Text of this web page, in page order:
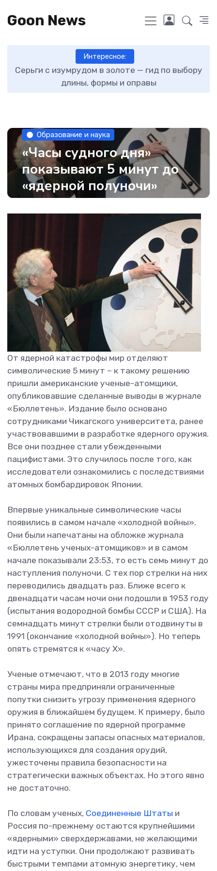
Goon News
Интересное:
Серьги с изумрудом в золоте — гид по выбору
длины, формы и оправы
Образование и наука
«Часы судного дня»
показывают 5 минут до
«ядерной полуночи»
От ядерной катастрофы мир отделяют
символические 5 минут – к такому решению
пришли американские ученые-атомщики,
опубликовавшие сделанные выводы в журнале
«Бюллетень». Издание было основано
сотрудниками Чикагского университета, ранее
участвовавшими в разработке ядерного оружия.
Все они позднее стали убежденными
пацифистами. Это случилось после того, как
исследователи ознакомились с последствиями
атомных бомбардировок Японии.
Впервые уникальные символические часы
появились в самом начале «холодной войны».
Они были напечатаны на обложке журнала
«Бюллетень ученых-атомщиков» и в самом
начале показывали 23:53, то есть семь минут до
наступления полуночи. С тех пор стрелки на них
переводились двадцать раз. Ближе всего к
двенадцати часам ночи они подошли в 1953 году
(испытания водородной бомбы СССР и США). На
семнадцать минут стрелки были отодвинуты в
1991 (окончание «холодной войны»). Но теперь
опять стремятся к «часу X».
Ученые отмечают, что в 2013 году многие
страны мира предприняли ограниченные
попутки снизить угрозу применения ядерного
оружия в ближайшем будущем. К примеру, было
принято соглашение по ядерной программе
Ирана, сокращены запасы опасных материалов,
использующихся для создания орудий,
ужесточены правила безопасности на
стратегически важных объектах. Но этого явно
не достаточно.
По словам ученых, Соединенные Штаты и
Россия по-прежнему остаются крупнейшими
«ядерными» сверхдержавами, не желающими
идти на уступки. Они продолжают развивать
быстрыми темпами атомную энергетику, чем